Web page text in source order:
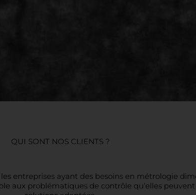
QUI SONT NOS CLIENTS ?
entreprises ayant des besoins en métrologie
aux problématiques de contrôle qu’elles